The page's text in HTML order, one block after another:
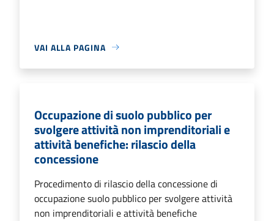
VAI ALLA PAGINA
Occupazione di suolo pubblico per
svolgere attività non imprenditoriali e
attività benefiche: rilascio della
concessione
Procedimento di rilascio della concessione di
occupazione suolo pubblico per svolgere attività
non imprenditoriali e attività benefiche